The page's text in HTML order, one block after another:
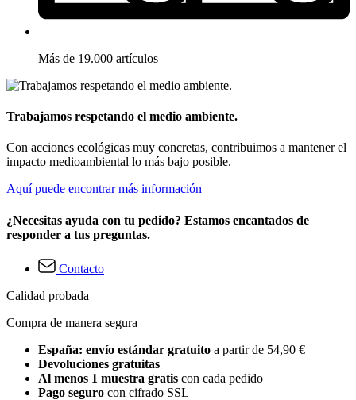
Más de 19.000 artículos
Trabajamos respetando el medio ambiente.
Con acciones ecológicas muy concretas, contribuimos a mantener el
impacto medioambiental lo más bajo posible.
Aquí puede encontrar más información
¿Necesitas ayuda con tu pedido? Estamos encantados de
responder a tus preguntas.
Contacto
Calidad probada
Compra de manera segura
España: envío estándar gratuito a partir de 54,90 €
Devoluciones gratuitas
Al menos 1 muestra gratis con cada pedido
Pago seguro con cifrado SSL